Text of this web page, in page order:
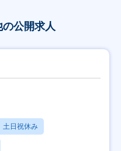
の公開求人
土日祝休み